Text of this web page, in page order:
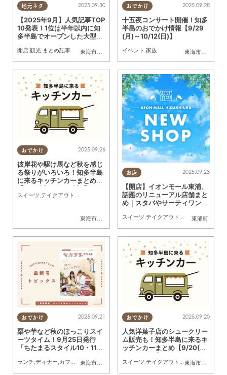
地元ネタ
東海市
, 大府市 知多市,東浦町,阿久比町 半田市,常滑市
2025.09.30
【2025年9月】人気記事TOP
10発表！1位は半年以内に知
多半島でオープンした大型施
開店,観光, まとめ記事
おでかけ
東海市知多市
2025.09.28
十五夜コンサート開催！知多
半島のおでかけ情報【9/29
(月)～10/12(日)】
イベント ,家族
おでかけ
東海市
, 大府市 知多市 ,東浦町,阿久比町 ,半田市,常滑市
2025.09.26
彼岸花や駆け馬など秋を感じ
る祭りがいろいろ！知多半島
に来るキッチンカーまとめ
【9/27(土)～10/3(金)】
スイーツ テイクアウト イベント,まとめ記事
お店
東浦町
2025.09.23
【開店】イオンモール東浦、
話題のリニューアル店舗まと
め｜スタバやサーティワンも
スイーツ,テイクアウト ,開店,リニューアル
おでかけ
東海市
,大府市 知多市 ,東浦町,阿久比町 ,半田市,常滑市
2025.09.21
栗や芋など秋のほっこりスイ
ーツタイム！9月25日発行
「ちたまるスタイル10・11月
号」見ドコロ解説
ランチ,ディナー,カフェ スイーツ ちたまるスタイル掲載店
おでかけ
東海市
,大府市
2025.09.20
人気洋菓子店のシュークリー
ム販売も！知多半島に来るキ
ッチンカーまとめ【9/20(土)
～9/26(金)】
スイーツ,テイクアウト ,キッチンカー